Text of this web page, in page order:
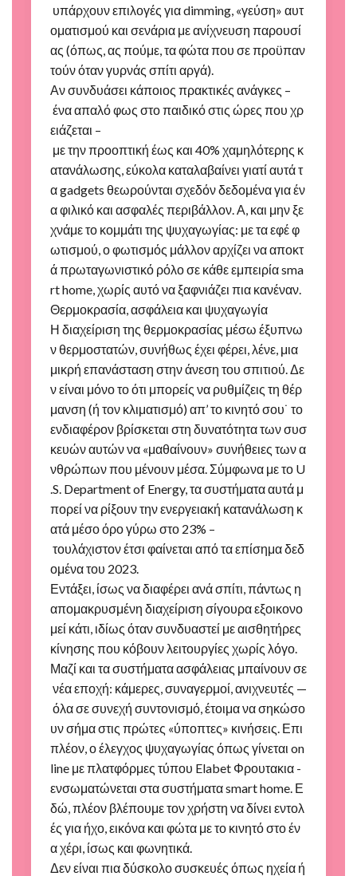
υπάρχουν επιλογές για dimming, «γεύση» αυτ
οματισμού και σενάρια με ανίχνευση παρουσί
ας (όπως, ας πούμε, τα φώτα που σε προϋπαν
τούν όταν γυρνάς σπίτι αργά).
Αν συνδυάσει κάποιος πρακτικές ανάγκες –
ένα απαλό φως στο παιδικό στις ώρες που χρ
ειάζεται –
με την προοπτική έως και 40% χαμηλότερης κ
ατανάλωσης, εύκολα καταλαβαίνει γιατί αυτά τ
α gadgets θεωρούνται σχεδόν δεδομένα για έν
α φιλικό και ασφαλές περιβάλλον. Α, και μην ξε
χνάμε το κομμάτι της ψυχαγωγίας: με τα εφέ φ
ωτισμού, ο φωτισμός μάλλον αρχίζει να αποκτ
ά πρωταγωνιστικό ρόλο σε κάθε εμπειρία sma
rt home, χωρίς αυτό να ξαφνιάζει πια κανέναν.
Θερμοκρασία, ασφάλεια και ψυχαγωγία
Η διαχείριση της θερμοκρασίας μέσω έξυπνω
ν θερμοστατών, συνήθως έχει φέρει, λένε, μια
μικρή επανάσταση στην άνεση του σπιτιού. Δε
ν είναι μόνο το ότι μπορείς να ρυθμίζεις τη θέρ
μανση (ή τον κλιματισμό) απ’ το κινητό σου˙ το
ενδιαφέρον βρίσκεται στη δυνατότητα των συσ
κευών αυτών να «μαθαίνουν» συνήθειες των α
νθρώπων που μένουν μέσα. Σύμφωνα με το U
.S. Department of Energy, τα συστήματα αυτά μ
πορεί να ρίξουν την ενεργειακή κατανάλωση κ
ατά μέσο όρο γύρω στο 23% –
τουλάχιστον έτσι φαίνεται από τα επίσημα δεδ
ομένα του 2023.
Εντάξει, ίσως να διαφέρει ανά σπίτι, πάντως η
απομακρυσμένη διαχείριση σίγουρα εξοικονο
μεί κάτι, ιδίως όταν συνδυαστεί με αισθητήρες
κίνησης που κόβουν λειτουργίες χωρίς λόγο.
Μαζί και τα συστήματα ασφάλειας μπαίνουν σε
νέα εποχή: κάμερες, συναγερμοί, ανιχνευτές —
όλα σε συνεχή συντονισμό, έτοιμα να σηκώσο
υν σήμα στις πρώτες «ύποπτες» κινήσεις. Επι
πλέον, ο έλεγχος ψυχαγωγίας όπως γίνεται on
line με πλατφόρμες τύπου Elabet Φρουτακια -
ενσωματώνεται στα συστήματα smart home. Ε
δώ, πλέον βλέπουμε τον χρήστη να δίνει εντολ
ές για ήχο, εικόνα και φώτα με το κινητό στο έν
α χέρι, ίσως και φωνητικά.
Δεν είναι πια δύσκολο συσκευές όπως ηχεία ή